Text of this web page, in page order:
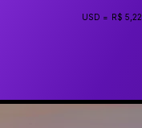
USD = R$ 5,22